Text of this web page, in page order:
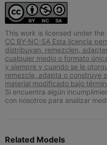
This work is licensed under
CC BY-NC-SA Esta licencia
distribuyan, remezclen,
cualquier medio o formato
y siempre y cuando se le
remezcla, adapta o construye
material modificado bajo
Si encuentra algún
con nosotros para analizar
Related Models